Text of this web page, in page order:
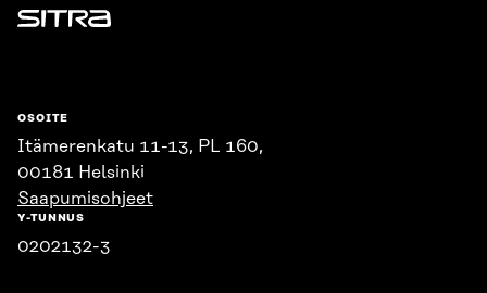
Sitra
OSOITE
Itämerenkatu 11-13, PL 160,
00181 Helsinki
Saapumisohjeet
Y-TUNNUS
0202132-3